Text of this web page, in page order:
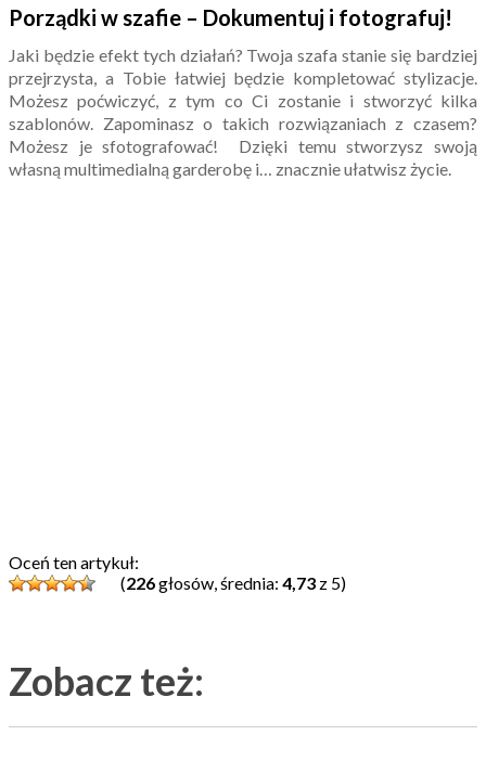
Porządki w szafie – Dokumentuj i fotografuj!
Jaki będzie efekt tych działań? Twoja szafa stanie się bardziej
przejrzysta, a Tobie łatwiej będzie kompletować stylizacje.
Możesz poćwiczyć, z tym co Ci zostanie i stworzyć kilka
szablonów. Zapominasz o takich rozwiązaniach z czasem?
Możesz je sfotografować! Dzięki temu stworzysz swoją
własną multimedialną garderobę i… znacznie ułatwisz życie.
Oceń ten artykuł:
(226głosów, średnia: 4,73 z 5)
Zobacz też: